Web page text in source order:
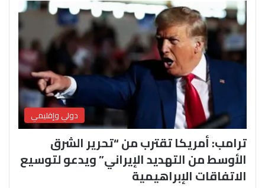
دولي وإقليمي
ترامب: أمريكا تقترب من “تحرير الشرق
الأوسط من التهديد الإيراني” ويدعو لتوسيع
الاتفاقات الإبراهيمية